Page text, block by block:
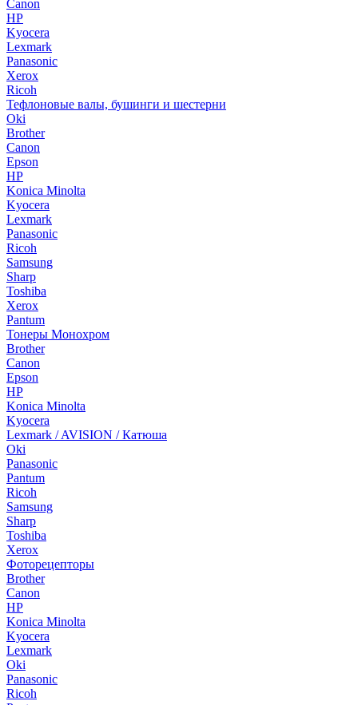
Canon
HP
Kyocera
Lexmark
Panasonic
Xerox
Ricoh
Тефлоновые валы, бушинги и шестерни
Oki
Brother
Canon
Epson
HP
Konica Minolta
Kyocera
Lexmark
Panasonic
Ricoh
Samsung
Sharp
Toshiba
Xerox
Pantum
Тонеры Монохром
Brother
Canon
Epson
HP
Konica Minolta
Kyocera
Lexmark / AVISION / Катюша
Oki
Panasonic
Pantum
Ricoh
Samsung
Sharp
Toshiba
Xerox
Фоторецепторы
Brother
Canon
HP
Konica Minolta
Kyocera
Lexmark
Oki
Panasonic
Ricoh